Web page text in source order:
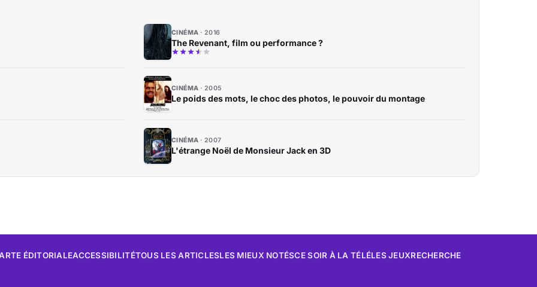
CINÉMA 2016
The Revenant, film ou performance ?
CINÉMA 2005
Le poids des mots, le choc des photos, le pouvoir du montage
CINÉMA 2007
L'étrange Noël de Monsieur Jack en 3D
ÉDITORIALEACCESSIBILITÉTOUS LES ARTICLESLES MIEUX NOTÉSCE SOIR À LA TÉLÉLES JEUXRECHERCHE